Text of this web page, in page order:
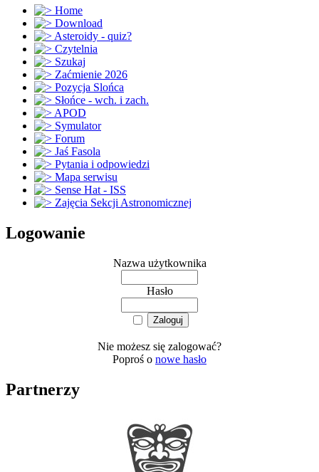
Home
Download
Asteroidy - quiz?
Czytelnia
Szukaj
Zaćmienie 2026
Pozycja Slońca
Słońce - wch. i zach.
APOD
Symulator
Forum
Jaś Fasola
Pytania i odpowiedzi
Mapa serwisu
Sense Hat - ISS
Zajęcia Sekcji Astronomicznej
Logowanie
Nazwa użytkownika
Hasło
Nie możesz się zalogować?
Poproś o nowe hasło
Partnerzy